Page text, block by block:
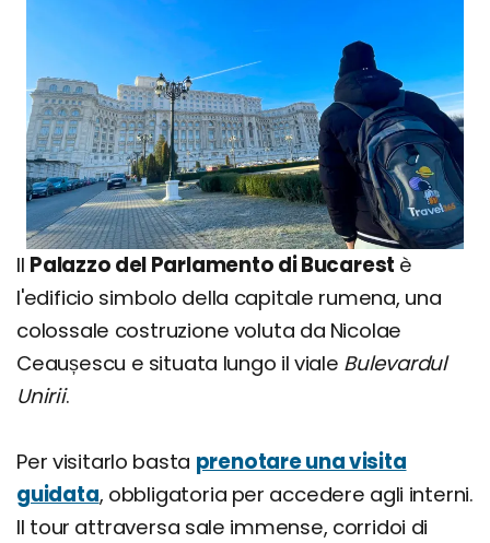
Il Palazzo del Parlamento di Bucarest è
l'edificio simbolo della capitale rumena, una
colossale costruzione voluta da Nicolae
Ceaușescu e situata lungo il viale Bulevardul
Unirii.
Per visitarlo basta prenotare una visita
guidata, obbligatoria per accedere agli interni.
Il tour attraversa sale immense, corridoi di